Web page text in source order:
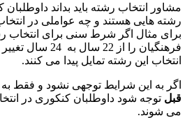
مشاور انتخاب رشته باید بداند
رشته هایی هستند و چه عواملی در
برای مثال اگر شرط سنی برای انتخاب
فرهنگیان را از
انتخاب این رشته تمایل پیدا می کنند.
اگر به این شرایط توجهی نشود و فقط به
قبل توجه شود داوطلبان کنکوری در
می شوند.